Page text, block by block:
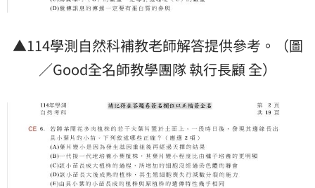
▲114學測自然科補教老師解答提供參考。（圖
／Good全名師教學團隊 執行長顧 全）